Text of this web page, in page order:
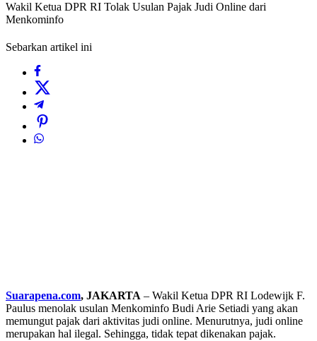
Wakil Ketua DPR RI Tolak Usulan Pajak Judi Online dari
Menkominfo
Sebarkan artikel ini
Suarapena.com, JAKARTA – Wakil Ketua DPR RI Lodewijk F.
Paulus menolak usulan Menkominfo Budi Arie Setiadi yang akan
memungut pajak dari aktivitas judi online. Menurutnya, judi online
merupakan hal ilegal. Sehingga, tidak tepat dikenakan pajak.